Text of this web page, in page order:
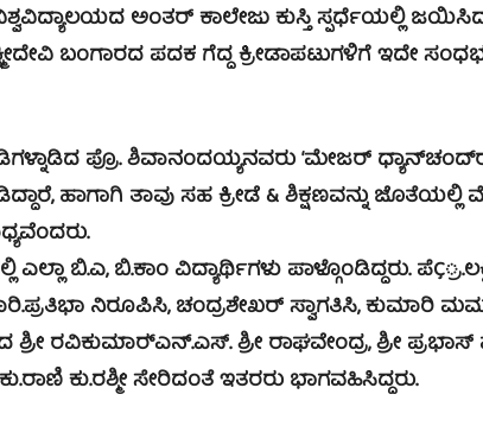
ಅಂತರ್ ಕಾಲೇಜು ಕುಸ್ತಿ ಸ್ಪರ್ಧೆಯಲ್ಲಿ ಜಯಿಸಿದ
ಬಂಗಾರದ ಪದಕ ಗೆದ್ದ ಕ್ರೀಡಾಪಟುಗಳಿಗೆ ಇದೇ
ಪ್ರೊ. ಶಿವಾನಂದಯ್ಯನವರು ‘ಮೇಜರ್
ಹಾಗಾಗಿ ತಾವು ಸಹ ಕ್ರೀಡೆ & ಶಿಕ್ಷಣವನ್ನು
ಬಿ.ಕಾಂ ವಿದ್ಯಾರ್ಥಿಗಳು ಪಾಳ್ಗೊಂಡಿದ್ದರು.
ನಿರೂಪಿಸಿ, ಚಂದ್ರಶೇಖರ್ ಸ್ವಾಗತಿಸಿ, ಕುಮಾರಿ
ಶ್ರೀ ರವಿಕುಮಾರ್‍ಎನ್.ಎಸ್. ಶ್ರೀ ರಾಘವೇಂದ್ರ, ಶ್ರೀ
ಕು.ರಶ್ಮೀ ಸೇರಿದಂತೆ ಇತರರು ಭಾಗವಹಿಸಿದ್ದರು.